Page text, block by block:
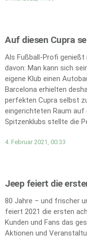
Auf diesen Cupra
Als Fußball-Profi genießt
davon: Man kann sich
eigene Klub einen
Barcelona erhielten
perfekten Cupra selbst
eingerichteten Raum auf
Spitzenklubs stellte die
4. Februar 2021, 00:33
Jeep feiert die
80 Jahre – und frischer
feiert 2021 die ersten
Kunden und Fans das
Aktionen und